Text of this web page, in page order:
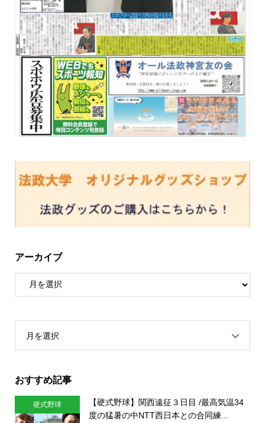
アーカイブ
月を選択
おすすめ記事
硬式野球
【硬式野球】関西遠征３日目 /最高気温34
度の猛暑の中NTT西日本との合同練...